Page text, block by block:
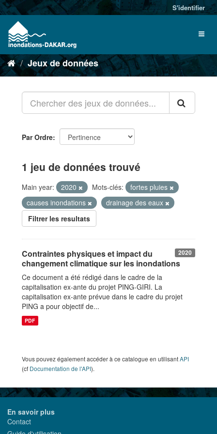
S'identifier
Jeux de données
Par Ordre
1 jeu de données trouvé
Main year: 2020 Mots-clés:
fortes pluies
causes inondations
drainage des eaux
Filtrer les resultats
2020
Contraintes physiques et impact du
changement climatique sur les inondations
Ce document a été rédigé dans le cadre de la
capitalisation ex-ante du projet PING-GIRI. La
capitalisation ex-ante prévue dans le cadre du projet
PING a pour objectif de...
PDF
Vous pouvez également accéder à ce catalogue en utilisantAPI
(cf Documentation de l'API).
En savoir plus
Contact